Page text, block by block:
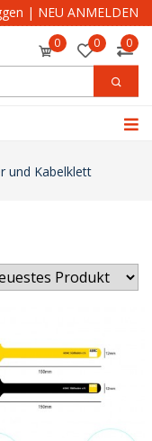
| NEU ANMELDEN
0 0 0
und Kabelklett